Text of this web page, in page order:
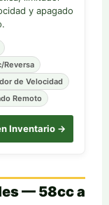
y apagado
Reversa
de Velocidad
Remoto
Inventario →
— 58cc a